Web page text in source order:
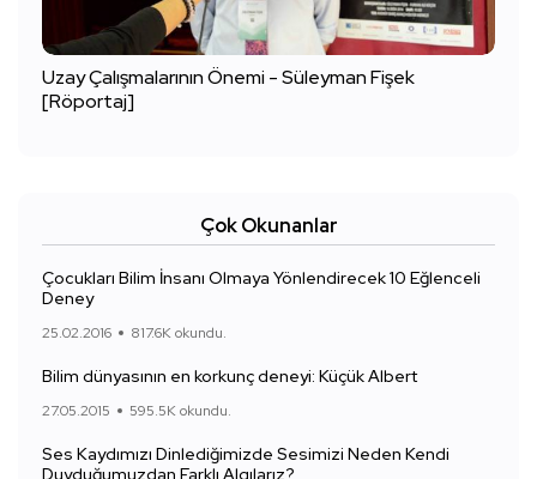
Uzay Çalışmalarının Önemi - Süleyman Fişek
[Röportaj]
Çok Okunanlar
Çocukları Bilim İnsanı Olmaya Yönlendirecek 10 Eğlenceli
Deney
25.02.2016 817.6K okundu.
Bilim dünyasının en korkunç deneyi: Küçük Albert
27.05.2015 595.5K okundu.
Ses Kaydımızı Dinlediğimizde Sesimizi Neden Kendi